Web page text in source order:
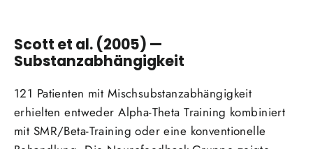
Scott et al. (2005) —
Substanzabhängigkeit
121 Patienten mit Mischsubstanzabhängigkeit
erhielten entweder Alpha-Theta Training kombiniert
mit SMR/Beta-Training oder eine konventionelle